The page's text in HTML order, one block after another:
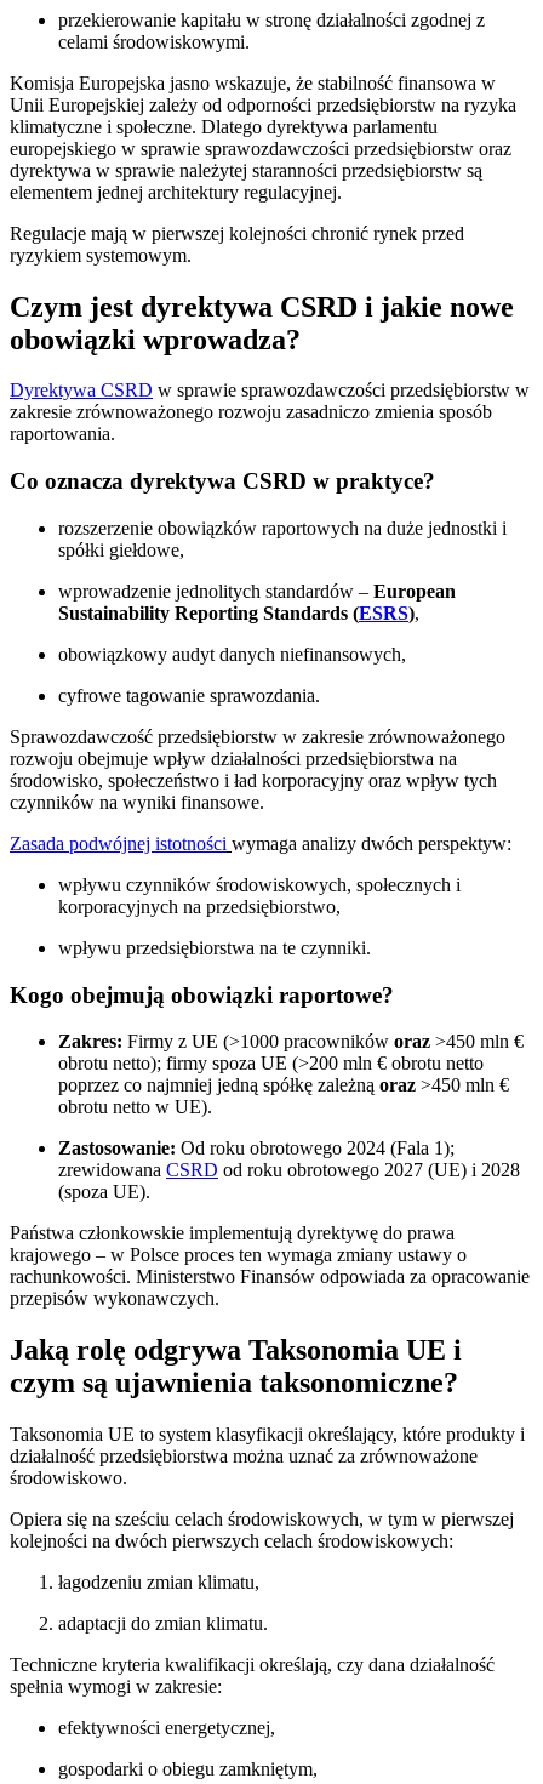
przekierowanie kapitału w stronę działalności zgodnej z
celami środowiskowymi.
Komisja Europejska jasno wskazuje, że stabilność finansowa w
Unii Europejskiej zależy od odporności przedsiębiorstw na ryzyka
klimatyczne i społeczne. Dlatego dyrektywa parlamentu
europejskiego w sprawie sprawozdawczości przedsiębiorstw oraz
dyrektywa w sprawie należytej staranności przedsiębiorstw są
elementem jednej architektury regulacyjnej.
Regulacje mają w pierwszej kolejności chronić rynek przed
ryzykiem systemowym.
Czym jest dyrektywa CSRD i jakie nowe
obowiązki wprowadza?
Dyrektywa CSRD w sprawie sprawozdawczości przedsiębiorstw w
zakresie zrównoważonego rozwoju zasadniczo zmienia sposób
raportowania.
Co oznacza dyrektywa CSRD w praktyce?
rozszerzenie obowiązków raportowych na duże jednostki i
spółki giełdowe,
wprowadzenie jednolitych standardów – European
Sustainability Reporting Standards (ESRS),
obowiązkowy audyt danych niefinansowych,
cyfrowe tagowanie sprawozdania.
Sprawozdawczość przedsiębiorstw w zakresie zrównoważonego
rozwoju obejmuje wpływ działalności przedsiębiorstwa na
środowisko, społeczeństwo i ład korporacyjny oraz wpływ tych
czynników na wyniki finansowe.
Zasada podwójnej istotności wymaga analizy dwóch perspektyw:
wpływu czynników środowiskowych, społecznych i
korporacyjnych na przedsiębiorstwo,
wpływu przedsiębiorstwa na te czynniki.
Kogo obejmują obowiązki raportowe?
Zakres: Firmy z UE (>1000 pracowników oraz >450 mln €
obrotu netto); firmy spoza UE (>200 mln € obrotu netto
poprzez co najmniej jedną spółkę zależną oraz >450 mln €
obrotu netto w UE).
Zastosowanie: Od roku obrotowego 2024 (Fala 1);
zrewidowana CSRD od roku obrotowego 2027 (UE) i 2028
(spoza UE).
Państwa członkowskie implementują dyrektywę do prawa
krajowego – w Polsce proces ten wymaga zmiany ustawy o
rachunkowości. Ministerstwo Finansów odpowiada za opracowanie
przepisów wykonawczych.
Jaką rolę odgrywa Taksonomia UE i
czym są ujawnienia taksonomiczne?
Taksonomia UE to system klasyfikacji określający, które produkty i
działalność przedsiębiorstwa można uznać za zrównoważone
środowiskowo.
Opiera się na sześciu celach środowiskowych, w tym w pierwszej
kolejności na dwóch pierwszych celach środowiskowych:
łagodzeniu zmian klimatu,
adaptacji do zmian klimatu.
Techniczne kryteria kwalifikacji określają, czy dana działalność
spełnia wymogi w zakresie:
efektywności energetycznej,
gospodarki o obiegu zamkniętym,